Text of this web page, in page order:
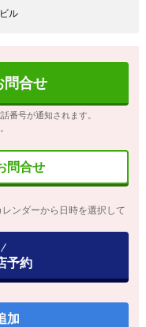
ル
問合せ
番号が通知されます。
問合せ
ンダーから日時を選択して
予約
加